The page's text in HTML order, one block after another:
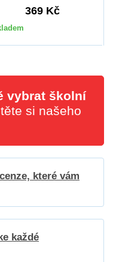
369 Kč
vybrat školní
si našeho
které vám
každé